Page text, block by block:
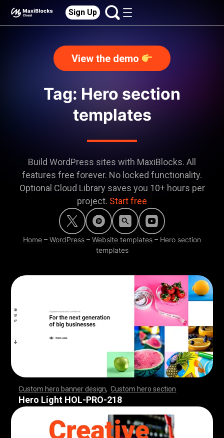
Sign Up
View the demo
Tag: Hero section
templates
Build WordPress sites with MaxiBlocks. All
features free forever. No locked functionality.
Optional Cloud Library saves you 10+ hours per
project. Start free
Home – WordPress – Website templates – Hero section
templates
Custom hero banner design ,Custom hero section
,,,,,,,,,,,,,,,,,,,,,,,,,,,,,, ,,,,,,,,,,,,,,,,,,,,,,,
,,,,,,,,,,,,,,,,,,,,,,,,,,,,,, ,,,,,,,,,,,,,,,,,,,,,,,
Hero Light HOL-PRO-218